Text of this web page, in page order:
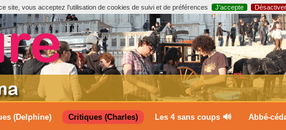
site, vous acceptez l’utilisation de cookies de suivi et de préférences J’accepte
(Delphine) Critiques (Charles) Les 4 sans coups 🔊 Abbé-